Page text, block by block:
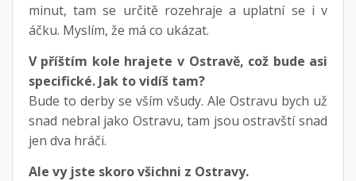
minut, tam se určitě rozehraje a uplatní se i v
áčku. Myslím, že má co ukázat.
V příštím kole hrajete v Ostravě, což bude asi
specifické. Jak to vidíš tam?
Bude to derby se vším všudy. Ale Ostravu bych už
snad nebral jako Ostravu, tam jsou ostravští snad
jen dva hráči.
Ale vy jste skoro všichni z Ostravy.